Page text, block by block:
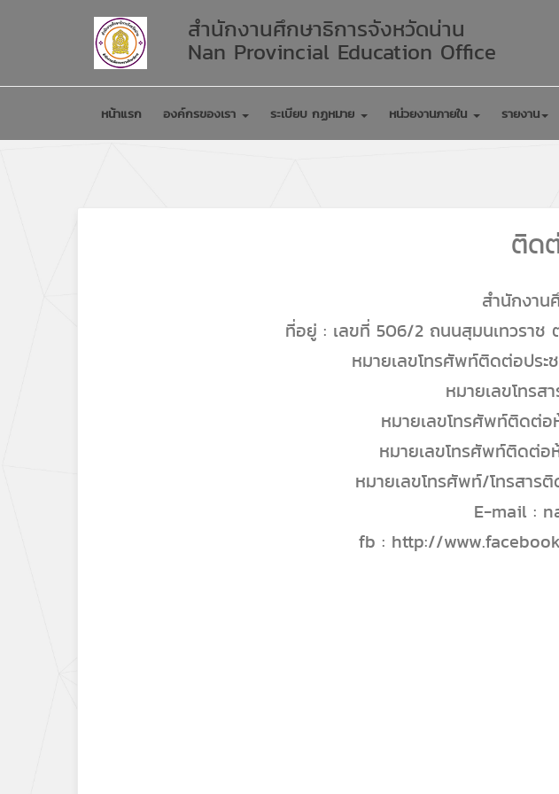
สำนักงานศึกษาธิการจังหวัดน่าน
Nan Provincial Education Office
หน้าแรก องค์กรของเรา ระเบียบ กฏหมาย หน่วยงานภายใน รายงาน
ติด
สำนักงาน
ที่อยู่ : เลขที่ 506/2 ถนนสุมนเทวราช
หมายเลขโทรศัพท์ติดต่อปร
หมายเลขโทรส
หมายเลขโทรศัพท์ติดต่อ
หมายเลขโทรศัพท์ติดต่อ
หมายเลขโทรศัพท์/โทรสาร
E-mail :
fb : http://